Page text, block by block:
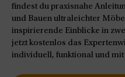
findest du praxisnahe
und Bauen ultraleichter
inspirierende Einblicke in
jetzt kostenlos das
individuell, funktional und mit